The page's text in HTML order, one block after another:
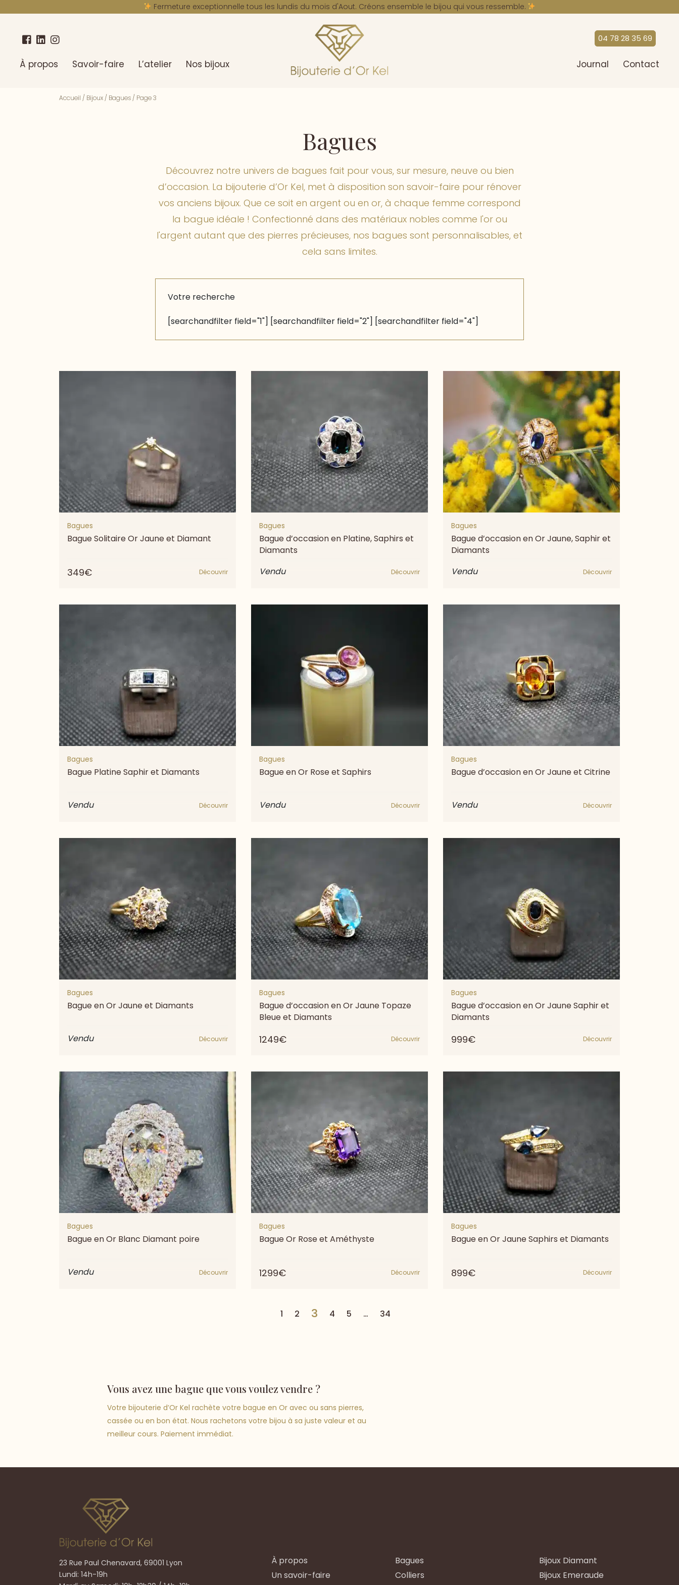
Fermeture exceptionnelle tous les lundis du mois d'Aout. Créons ensemble le bijou qui vous ressemble.
À propos Savoir-faire L’atelier Nos bijoux
04 78 28 35 69
Journal Contact
Accueil / Bijoux / Bagues / Page 3
Bagues
Découvrez notre univers de bagues fait pour vous, sur mesure, neuve ou bien
d’occasion. La bijouterie d’Or Kel, met à disposition son savoir-faire pour rénover
vos anciens bijoux. Que ce soit en argent ou en or, à chaque femme correspond
la bague idéale ! Confectionné dans des matériaux nobles comme l'or ou
l'argent autant que des pierres précieuses, nos bagues sont personnalisables, et
cela sans limites.
Votre recherche
[searchandfilter field="1"] [searchandfilter field="2"] [searchandfilter field="4"]
Bagues
Bague Solitaire Or Jaune et Diamant
349€ Découvrir
Bagues
Bague d’occasion en Platine, Saphirs et
Diamants
Vendu
Découvrir
Bagues
Bague d’occasion en Or Jaune, Saphir et
Diamants
Vendu
Découvrir
Bagues
Bague Platine Saphir et Diamants
Vendu Découvrir
Bagues
Bague en Or Rose et Saphirs
Vendu Découvrir
Bagues
Bague d’occasion en Or Jaune et Citrine
Vendu Découvrir
Bagues
Bague en Or Jaune et Diamants
Vendu Découvrir
Bagues
Bague d’occasion en Or Jaune Topaze
Bleue et Diamants
1249€ Découvrir
Bagues
Bague d’occasion en Or Jaune Saphir et
Diamants
999€ Découvrir
Bagues
Bague en Or Blanc Diamant poire
Vendu Découvrir
Bagues
Bague Or Rose et Améthyste
1299€ Découvrir
Bagues
Bague en Or Jaune Saphirs et Diamants
899€ Découvrir
1 2 3 4 5 … 34
Vous avez une bague que vous voulez vendre ?
Votre bijouterie d’Or Kel rachète votre bague en Or avec ou sans pierres,
cassée ou en bon état. Nous rachetons votre bijou à sa juste valeur et au
meilleur cours. Paiement immédiat.
23 Rue Paul Chenavard, 69001 Lyon
Lundi: 14h-19h
À propos
Un savoir-faire
Bagues
Colliers
Bijoux Diamant
Bijoux Emeraude